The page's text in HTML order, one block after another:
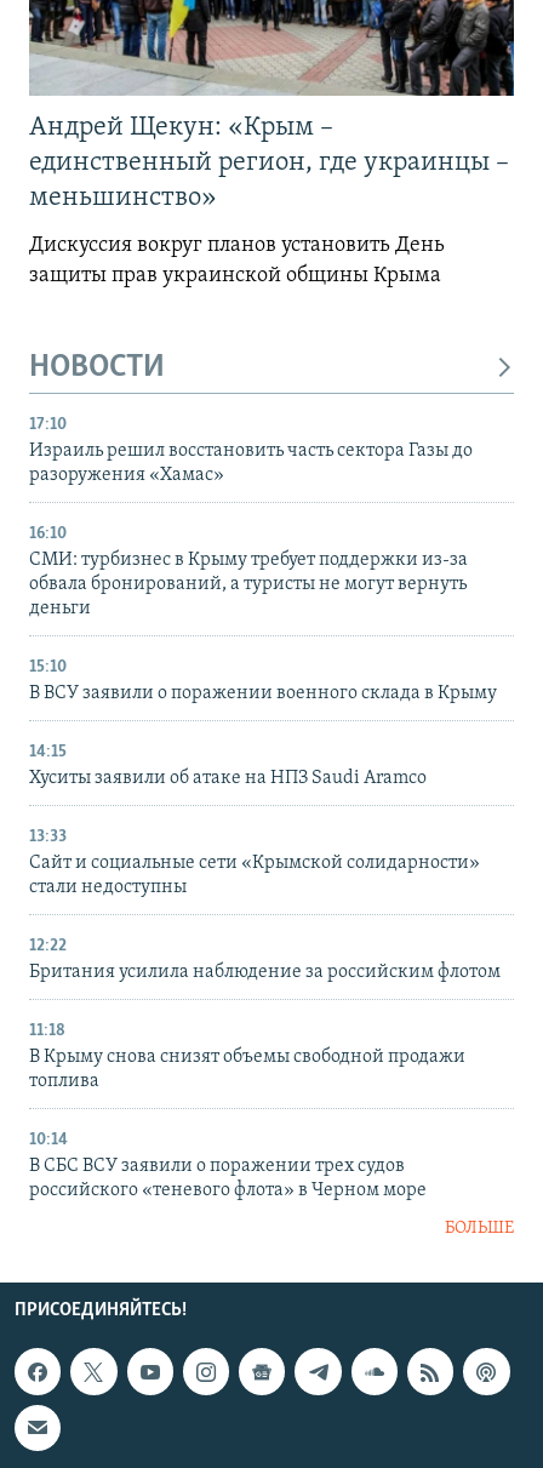
Андрей Щекун: «Крым –
единственный регион, где украинцы –
меньшинство»
Дискуссия вокруг планов установить День
защиты прав украинской общины Крыма
НОВОСТИ
17:10
Израиль решил восстановить часть сектора Газы до
разоружения «Хамас»
16:10
СМИ: турбизнес в Крыму требует поддержки из-за
обвала бронирований, а туристы не могут вернуть
деньги
15:10
В ВСУ заявили о поражении военного склада в Крыму
14:15
Хуситы заявили об атаке на НПЗ Saudi Aramco
13:33
Сайт и социальные сети «Крымской солидарности»
стали недоступны
12:22
Британия усилила наблюдение за российским флотом
11:18
В Крыму снова снизят объемы свободной продажи
топлива
10:14
В СБС ВСУ заявили о поражении трех судов
российского «теневого флота» в Черном море
БОЛЬШЕ
ПРИСОЕДИНЯЙТЕСЬ!